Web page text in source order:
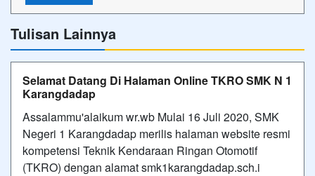
Tulisan Lainnya
Selamat Datang Di Halaman Online TKRO SMK N 1
Karangdadap
Assalammu'alaikum wr.wb Mulai 16 Juli 2020, SMK
Negeri 1 Karangdadap merilis halaman website resmi
kompetensi Teknik Kendaraan Ringan Otomotif
(TKRO) dengan alamat smk1karangdadap.sch.i